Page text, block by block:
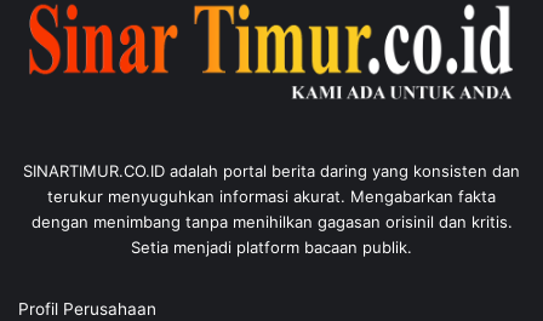
SINARTIMUR.CO.ID adalah portal berita daring yang konsisten dan
terukur menyuguhkan informasi akurat. Mengabarkan fakta
dengan menimbang tanpa menihilkan gagasan orisinil dan kritis.
Setia menjadi platform bacaan publik.
Profil Perusahaan